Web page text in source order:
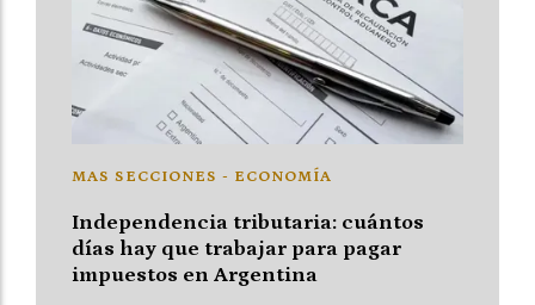
Independencia tributaria: cuántos
días hay que trabajar para pagar
impuestos en Argentina
MAS SECCIONES - ECONOMÍA